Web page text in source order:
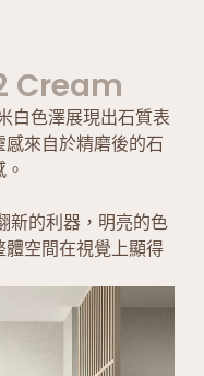
Cream
白色澤展現出石質表
來自於精磨後的石
新的利器，明亮的色
空間在視覺上顯得